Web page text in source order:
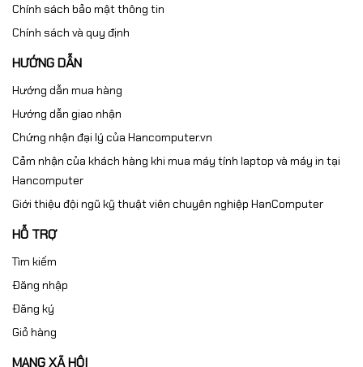
Chính sách bảo mật thông tin
Chính sách và quy định
HƯỚNG DẪN
Hướng dẫn mua hàng
Hướng dẫn giao nhận
Chứng nhận đại lý của Hancomputer.vn
Cảm nhận của khách hàng khi mua máy tính laptop và máy in tại
Hancomputer
Giới thiệu đội ngũ kỹ thuật viên chuyên nghiệp HanComputer
HỖ TRỢ
Tìm kiếm
Đăng nhập
Đăng ký
Giỏ hàng
MẠNG XÃ HỘI